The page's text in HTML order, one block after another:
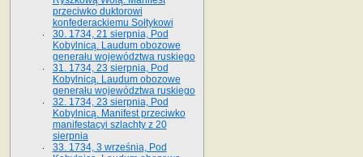
przeciwko duktorowi
konfederackiemu Sołtykowi
30. 1734, 21 sierpnia, Pod
Kobylnicą. Laudum obozowe
generału województwa ruskiego
31. 1734, 23 sierpnia, Pod
Kobylnicą. Laudum obozowe
generału województwa ruskiego
32. 1734, 23 sierpnia, Pod
Kobylnicą. Manifest przeciwko
manifestacyi szlachty z 20
sierpnia
33. 1734, 3 września, Pod